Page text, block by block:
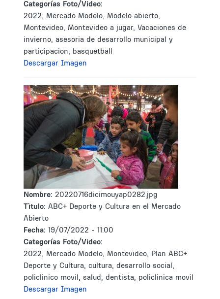
Categorías Foto/Video:
2022, Mercado Modelo, Modelo abierto,
Montevideo, Montevideo a jugar, Vacaciones de
invierno, asesoria de desarrollo municipal y
participacion, basquetball
Descargar Imagen
Nombre: 20220716dicimouyap0282.jpg
Tìtulo: ABC+ Deporte y Cultura en el Mercado
Abierto
Fecha: 19/07/2022 - 11:00
Categorías Foto/Video:
2022, Mercado Modelo, Montevideo, Plan ABC+
Deporte y Cultura, cultura, desarrollo social,
policlinico movil, salud, dentista, policlinica movil
Descargar Imagen